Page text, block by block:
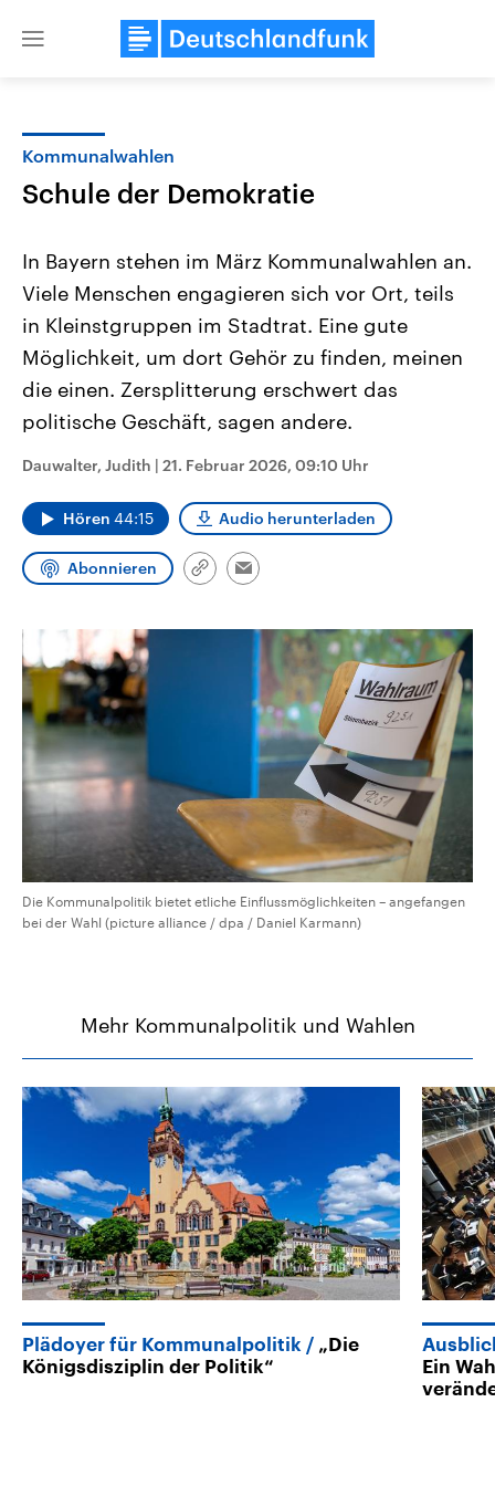
Close
Landtagswahl Sachsen-Anhalt
Alle Informationen
Sachsen-Anhalt wählt am 6.
September 2026 einen neuen
Landtag. Seit 2021 wird das
CDU, SPD und FDP regiert.-
Umfragen, Prognosen,
und Hintergründe zu den Parteien
und Kandidaten der anstehenden
USA
Hintergründe
gehören die Vereinigten
den mächtigsten Ländern
aktuelle Weltgeschehen.
Sendungen Programm
Kommunalwahlen
Schule der Demokratie
In Bayern stehen im März Kommunalwahlen an.
Viele Menschen engagieren sich vor Ort, teils
in Kleinstgruppen im Stadtrat. Eine gute
Möglichkeit, um dort Gehör zu finden, meinen
die einen. Zersplitterung erschwert das
politische Geschäft, sagen andere.
Dauwalter, Judith | 21. Februar 2026, 09:10 Uhr
Hören 44:15 Audio herunterladen
Abonnieren
Link
Email
Die Kommunalpolitik bietet etliche Einflussmöglichkeiten – angefangen
bei der Wahl (picture alliance / dpa / Daniel Karmann)
Mehr Kommunalpolitik und Wahlen
Plädoyer für Kommunalpolitik
„Die
Königsdisziplin der Politik“
Ein